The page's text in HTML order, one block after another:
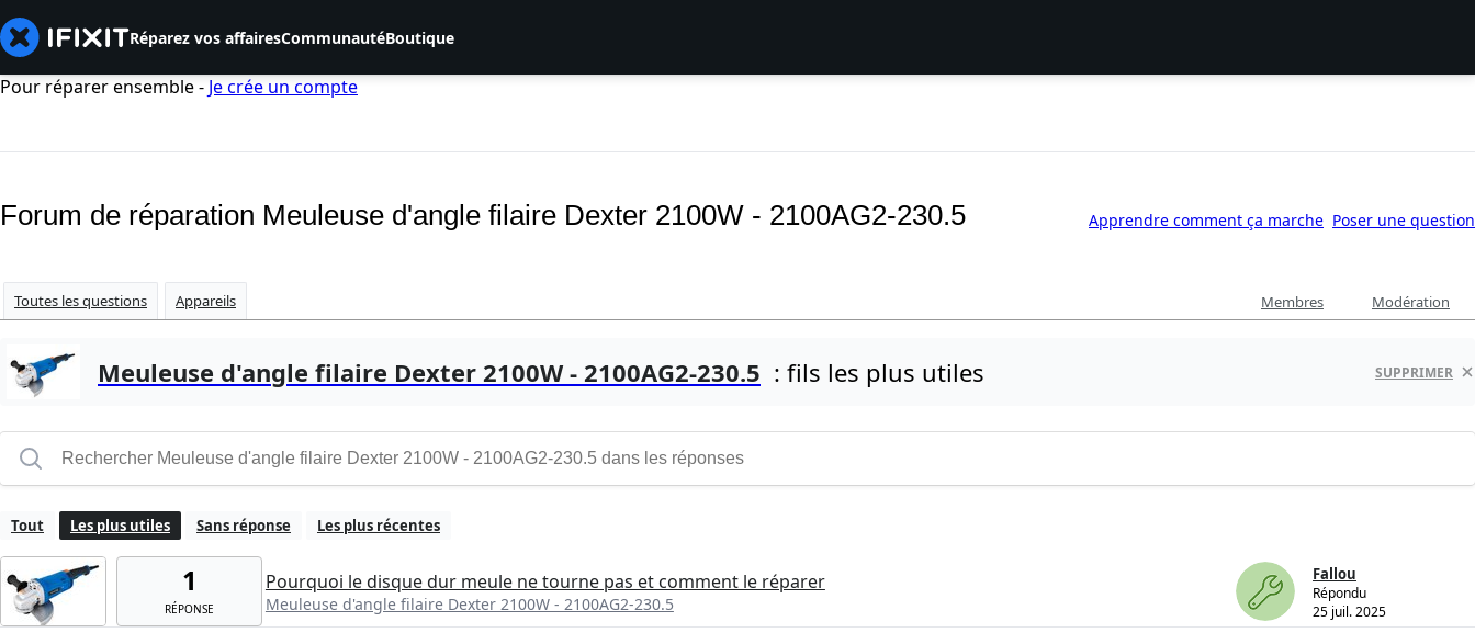
Réparez vos affairesCommunautéBoutique
Pour réparer ensemble - Je crée un compte
Forum de réparation Meuleuse d'angle filaire Dexter 2100W - 2100AG2-230.5 Apprendre comment ça marche Poser une question
Toutes les questions Appareils Membres Modération
Meuleuse d'angle filaire Dexter 2100W - 2100AG2-230.5 : fils les plus utiles SUPPRIMER
Tout Les plus utiles Sans réponse Les plus récentes
1
RÉPONSE
Pourquoi le disque dur meule ne tourne pas et comment le réparer
Meuleuse d'angle filaire Dexter 2100W - 2100AG2-230.5
Fallou
Répondu
25 juil. 2025